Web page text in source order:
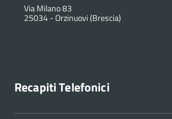
Via Milano 83
25034-Orzinuovi (Brescia)
Recapiti Telefonici